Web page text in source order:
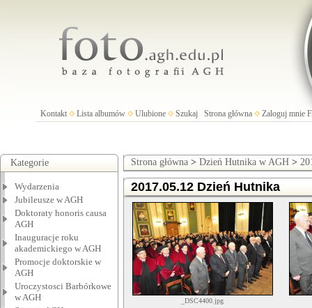
Kontakt Lista albumów Ulubione Szukaj Strona główna Zaloguj mnie
Kategorie
Wydarzenia
Jubileusze w AGH
Doktoraty honoris causa
AGH
Inauguracje roku
akademickiego w AGH
Promocje doktorskie w
AGH
Uroczystosci Barbórkowe
w AGH
Strona główna > Dzień Hutnika w AGH >
2017.05.12 Dzień Hutnika
_DSC4400.jpg